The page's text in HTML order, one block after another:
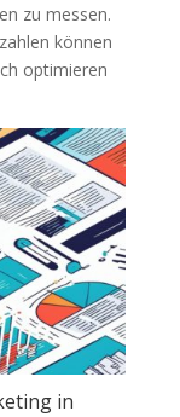
zu messen.
können
optimieren
in